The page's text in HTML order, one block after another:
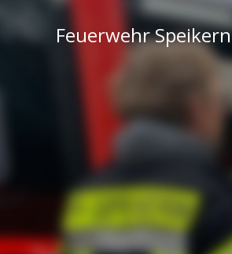
Feuerwehr Speikern